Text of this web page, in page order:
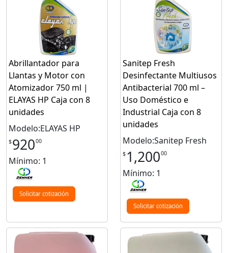
Abrillantador para
Llantas y Motor con
Atomizador 750 ml |
ELAYAS HP Caja con 8
unidades
Modelo:ELAYAS HP
$92000
Mínimo: 1
Solicitar cotización
Sanitep Fresh
Desinfectante Multiusos
Antibacterial 700 ml –
Uso Doméstico e
Industrial Caja con 8
unidades
Modelo:Sanitep Fresh
$ 1,20000
Mínimo: 1
Solicitar cotización